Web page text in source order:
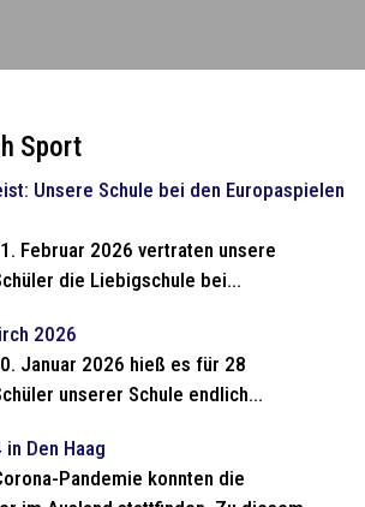
Sport
Unsere Schule bei den Europaspielen
Februar 2026 vertraten unsere
die Liebigschule bei...
2026
Januar 2026 hieß es für 28
unserer Schule endlich...
Den Haag
Pandemie konnten die